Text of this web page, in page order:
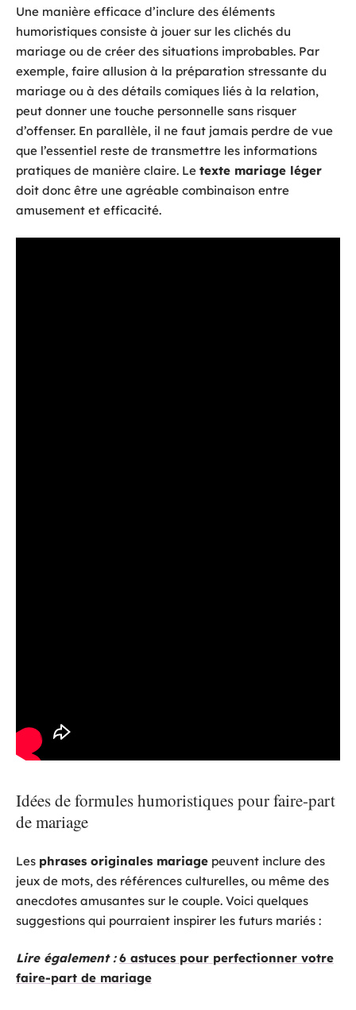
Une manière efficace d’inclure des éléments
humoristiques consiste à jouer sur les clichés du
mariage ou de créer des situations improbables. Par
exemple, faire allusion à la préparation stressante du
mariage ou à des détails comiques liés à la relation,
peut donner une touche personnelle sans risquer
d’offenser. En parallèle, il ne faut jamais perdre de vue
que l’essentiel reste de transmettre les informations
pratiques de manière claire. Le texte mariage léger
doit donc être une agréable combinaison entre
amusement et efficacité.
Idées de formules humoristiques pour faire-part
de mariage
Les phrases originales mariage peuvent inclure des
jeux de mots, des références culturelles, ou même des
anecdotes amusantes sur le couple. Voici quelques
suggestions qui pourraient inspirer les futurs mariés :
Lire également : 6 astuces pour perfectionner votre
faire-part de mariage